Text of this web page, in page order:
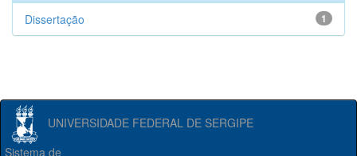
1
Dissertação
UNIVERSIDADE FEDERAL DE SERGIPE
Sistema de